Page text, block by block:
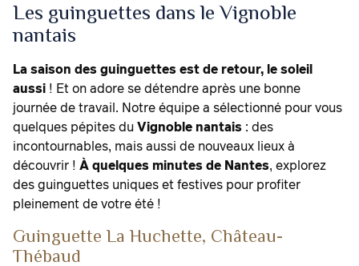
Les guinguettes dans le Vignoble
nantais
La saison des guinguettes est de retour, le soleil
aussi ! Et on adore se détendre après une bonne
journée de travail. Notre équipe a sélectionné pour vous
quelques pépites du Vignoble nantais : des
incontournables, mais aussi de nouveaux lieux à
découvrir ! À quelques minutes de Nantes, explorez
des guinguettes uniques et festives pour profiter
pleinement de votre été !
Guinguette La Huchette, Château-
Thébaud